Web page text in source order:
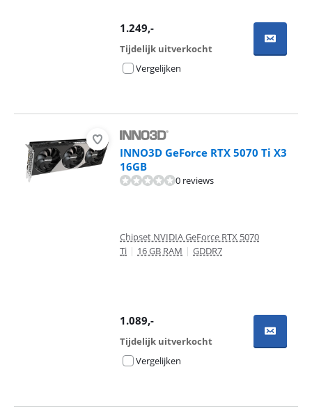
1.249,-
Tijdelijk uitverkocht
Vergelijken
INNO3D GeForce RTX 5070 Ti X3
16GB
0 reviews
Chipset NVIDIA GeForce RTX 5070
Ti | 16 GB RAM | GDDR7
1.089,-
Tijdelijk uitverkocht
Vergelijken